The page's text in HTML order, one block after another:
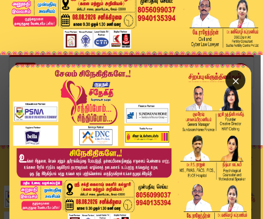
×
Home
வீடியோ ஸ்டோரி
பூந்தமல்லி அமமுக வேட்பாளருக்கு ஆதரவு..!! | AMMK...